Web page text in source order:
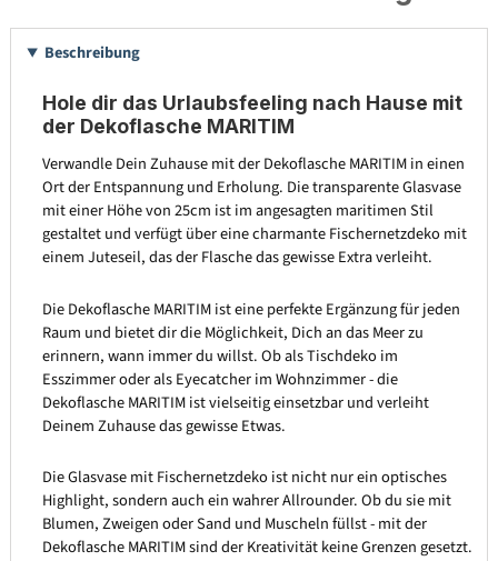
Beschreibung
Hole dir das Urlaubsfeeling nach Hause mit
der Dekoflasche MARITIM
Verwandle Dein Zuhause mit der Dekoflasche MARITIM in einen
Ort der Entspannung und Erholung. Die transparente Glasvase
mit einer Höhe von 25cm ist im angesagten maritimen Stil
gestaltet und verfügt über eine charmante Fischernetzdeko mit
einem Juteseil, das der Flasche das gewisse Extra verleiht.
Die Dekoflasche MARITIM ist eine perfekte Ergänzung für jeden
Raum und bietet dir die Möglichkeit, Dich an das Meer zu
erinnern, wann immer du willst. Ob als Tischdeko im
Esszimmer oder als Eyecatcher im Wohnzimmer - die
Dekoflasche MARITIM ist vielseitig einsetzbar und verleiht
Deinem Zuhause das gewisse Etwas.
Die Glasvase mit Fischernetzdeko ist nicht nur ein optisches
Highlight, sondern auch ein wahrer Allrounder. Ob du sie mit
Blumen, Zweigen oder Sand und Muscheln füllst - mit der
Dekoflasche MARITIM sind der Kreativität keine Grenzen gesetzt.